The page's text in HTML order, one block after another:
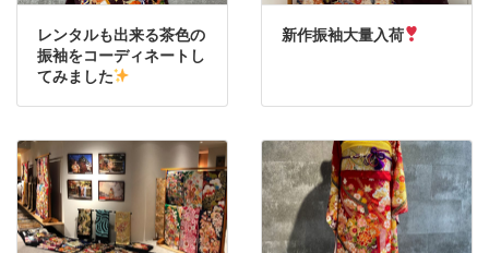
レンタルも出来る茶色の
振袖をコーディネートし
てみました
新作振袖大量入荷